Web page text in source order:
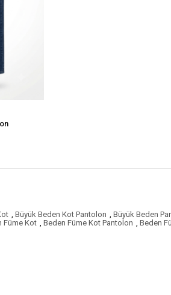
, Büyük Beden Kot Pantolon , Büyük Beden
Füme Kot , Beden Füme Kot Pantolon , Beden